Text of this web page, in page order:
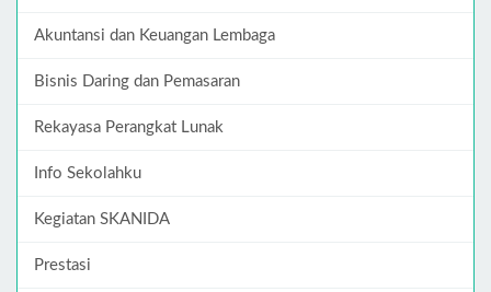
Akuntansi dan Keuangan Lembaga
Bisnis Daring dan Pemasaran
Rekayasa Perangkat Lunak
Info Sekolahku
Kegiatan SKANIDA
Prestasi